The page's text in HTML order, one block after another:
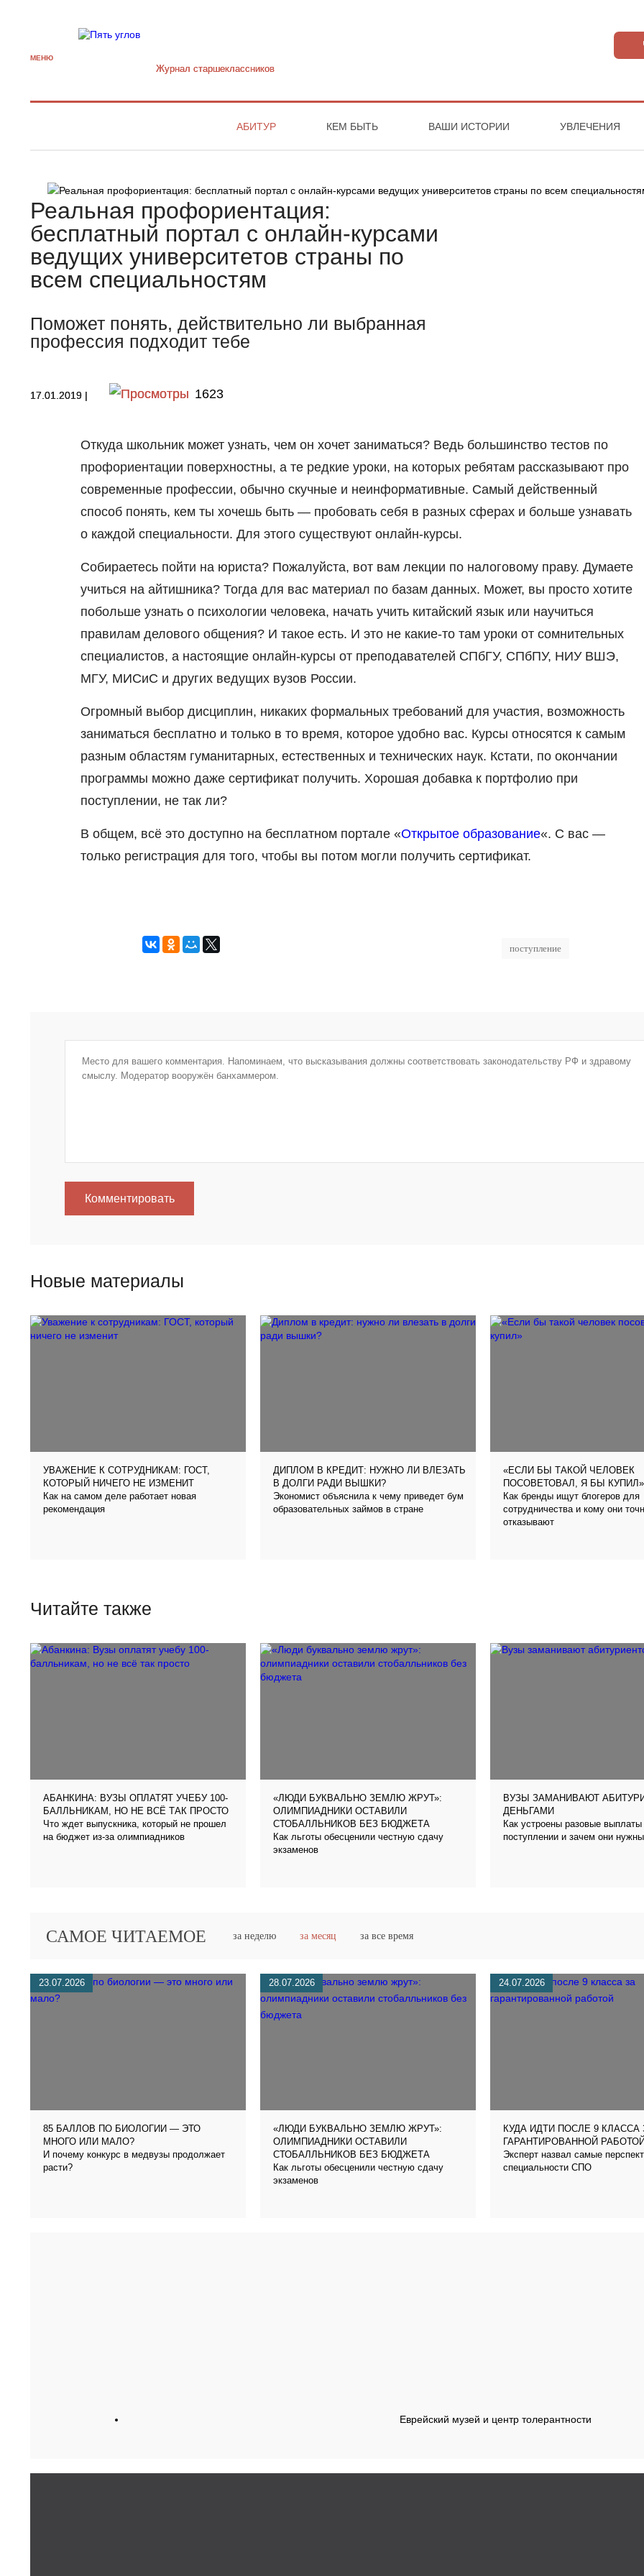
МЕНЮ
Журнал старшекласcников
АБИТУР КЕМ БЫТЬ ВАШИ ИСТОРИИ УВЛЕЧЕНИЯ
Реальная профориентация:
бесплатный портал с онлайн-курсами
ведущих университетов страны по
всем специальностям
Поможет понять, действительно ли выбранная
профессия подходит тебе
17.01.2019 | 1623
Откуда школьник может узнать, чем он хочет заниматься? Ведь большинство тестов по
профориентации поверхностны, а те редкие уроки, на которых ребятам рассказывают про
современные профессии, обычно скучные и неинформативные. Самый действенный
способ понять, кем ты хочешь быть — пробовать себя в разных сферах и больше узнавать
о каждой специальности. Для этого существуют онлайн-курсы.
Собираетесь пойти на юриста? Пожалуйста, вот вам лекции по налоговому праву. Думаете
учиться на айтишника? Тогда для вас материал по базам данных. Может, вы просто хотите
побольше узнать о психологии человека, начать учить китайский язык или научиться
правилам делового общения? И такое есть. И это не какие-то там уроки от сомнительных
специалистов, а настоящие онлайн-курсы от преподавателей СПбГУ, СПбПУ, НИУ ВШЭ,
МГУ, МИСиС и других ведущих вузов России.
Огромный выбор дисциплин, никаких формальных требований для участия, возможность
заниматься бесплатно и только в то время, которое удобно вас. Курсы относятся к самым
разным областям гуманитарных, естественных и технических наук. Кстати, по окончании
программы можно даже сертификат получить. Хорошая добавка к портфолио при
поступлении, не так ли?
В общем, всё это доступно на бесплатном портале «Открытое образование«. С вас —
только регистрация для того, чтобы вы потом могли получить сертификат.
поступление
Комментировать
Новые материалы
УВАЖЕНИЕ К СОТРУДНИКАМ: ГОСТ,
КОТОРЫЙ НИЧЕГО НЕ ИЗМЕНИТ
Как на самом деле работает новая
рекомендация
ДИПЛОМ В КРЕДИТ: НУЖНО ЛИ ВЛЕЗАТЬ
В ДОЛГИ РАДИ ВЫШКИ?
Экономист объяснила к чему приведет бум
образовательных займов в стране
«ЕСЛИ БЫ ТАКОЙ ЧЕЛОВЕК
ПОСОВЕТОВАЛ, Я БЫ КУПИЛ»
Как бренды ищут блогеров для
сотрудничества и кому они
отказывают
Читайте также
АБАНКИНА: ВУЗЫ ОПЛАТЯТ УЧЕБУ 100-
БАЛЛЬНИКАМ, НО НЕ ВСЁ ТАК ПРОСТО
Что ждет выпускника, который не прошел
на бюджет из-за олимпиадников
«ЛЮДИ БУКВАЛЬНО ЗЕМЛЮ ЖРУТ»:
ОЛИМПИАДНИКИ ОСТАВИЛИ
СТОБАЛЛЬНИКОВ БЕЗ БЮДЖЕТА
Как льготы обесценили честную сдачу
экзаменов
ВУЗЫ ЗАМАНИВАЮТ
ДЕНЬГАМИ
Как устроены разовые выплаты
поступлении и зачем они
САМОЕ ЧИТАЕМОЕ за неделю за месяц за все время
23.07.2026
85 БАЛЛОВ ПО БИОЛОГИИ — ЭТО
МНОГО ИЛИ МАЛО?
И почему конкурс в медвузы продолжает
расти?
28.07.2026
«ЛЮДИ БУКВАЛЬНО ЗЕМЛЮ ЖРУТ»:
ОЛИМПИАДНИКИ ОСТАВИЛИ
СТОБАЛЛЬНИКОВ БЕЗ БЮДЖЕТА
Как льготы обесценили честную сдачу
экзаменов
24.07.2026
КУДА ИДТИ ПОСЛЕ 9 КЛАССА
ГАРАНТИРОВАННОЙ
Эксперт назвал самые
специальности СПО
Еврейский музей и центр толерантности